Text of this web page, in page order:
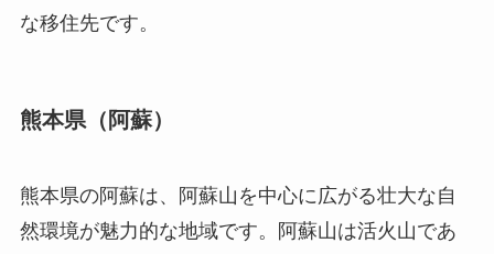
な移住先です。
熊本県（阿蘇）
熊本県の阿蘇は、阿蘇山を中心に広がる壮大な自
然環境が魅力的な地域です。阿蘇山は活火山であ